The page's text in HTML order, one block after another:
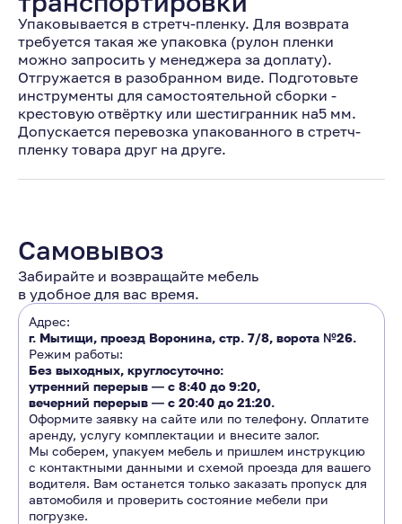
Упаковывается в стретч-пленку. Для возврата
требуется такая же упаковка (рулон пленки
можно запросить у менеджера за доплату).
Отгружается в разобранном виде. Подготовьте
инструменты для самостоятельной сборки -
крестовую отвёртку или шестигранник на5 мм.
Допускается перевозка упакованного в стретч-
пленку товара друг на друге.
Самовывоз
Забирайте и возвращайте мебель
в удобное для вас время.
Адрес:
г. Мытищи, проезд Воронина, стр. 7/8, ворота №26.
Режим работы:
Без выходных, круглосуточно:
утренний перерыв ― с 8:40 до 9:20,
вечерний перерыв ― с 20:40 до 21:20.
Оформите заявку на сайте или по телефону. Оплатите
аренду, услугу комплектации и внесите залог.
Мы соберем, упакуем мебель и пришлем инструкцию
с контактными данными и схемой проезда для вашего
водителя. Вам останется только заказать пропуск для
автомобиля и проверить состояние мебели при
погрузке.